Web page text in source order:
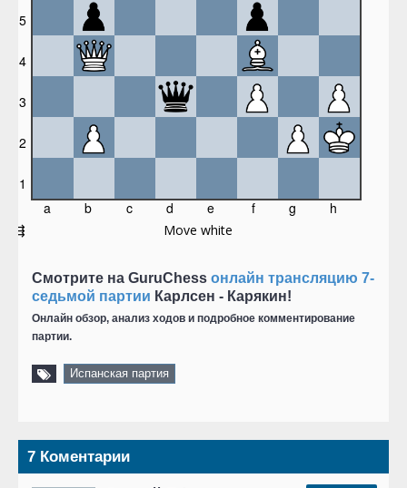
Смотрите на GuruChess онлайн трансляцию 7-
седьмой партии Карлсен - Карякин!
Онлайн обзор, анализ ходов и подробное комментирование
партии.
Испанская партия
7 Коментарии